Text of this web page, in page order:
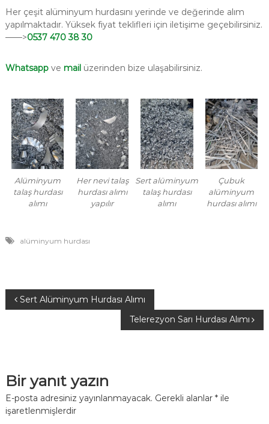
Her çeşit alüminyum hurdasını yerinde ve değerinde alım
yapılmaktadır. Yüksek fiyat teklifleri için iletişime geçebilirsiniz.
——>0537 470 38 30
Whatsapp ve mail üzerinden bize ulaşabilirsiniz.
Alüminyum
talaş hurdası
alımı
Her nevi talaş
hurdası alımı
yapılır
Sert alüminyum
talaş hurdası
alımı
Çubuk
alüminyum
hurdası alımı
alüminyum hurdası
Y
ı
g
Sert Alüminyum Hurdası Alımı
Telerezyon Sarı Hurdası Alımı
Bir yanıt yazın
E-posta adresiniz yayınlanmayacak. Gerekli alanlar *ile
işaretlenmişlerdir